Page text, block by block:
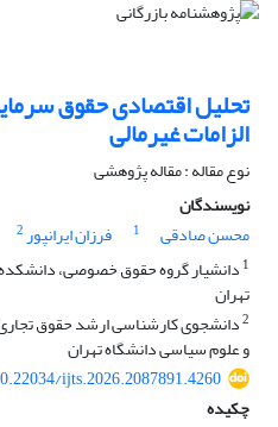
تحلیل اقتصادی حقوق
الزامات غیرمالی
نوع مقاله : مقاله پژوهشی
نویسندگان
محسن صادقی
1 فرزان ایرانپور2
1دانشیار گروه حقوق خصوصی،
تهران
2دانشجوی کارشناسی ارشد حقوق
و علوم سیاسی دانشگاه تهران
ijts.2026.2087891.4260
چکیده